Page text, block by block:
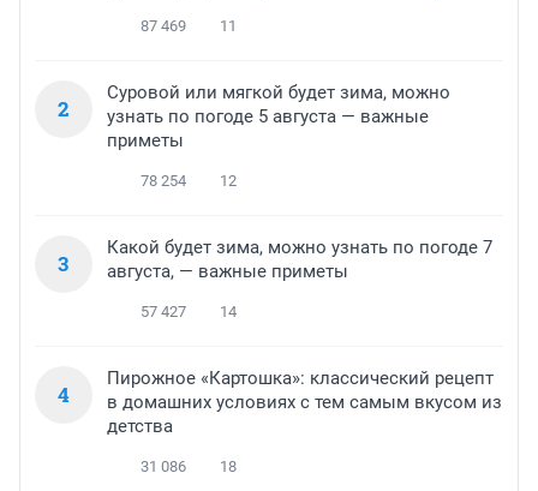
87 469 11
2
Суровой или мягкой будет зима, можно
узнать по погоде 5 августа — важные
приметы
78 254 12
3
Какой будет зима, можно узнать по погоде 7
августа, — важные приметы
57 427 14
4
Пирожное «Картошка»: классический рецепт
в домашних условиях с тем самым вкусом из
детства
31 086 18